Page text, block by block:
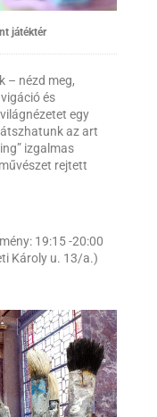
játéktér
– nézd meg,
és
egy
az art
izgalmas
rejtett
19:15 -20:00
Károly u. 13/a.)